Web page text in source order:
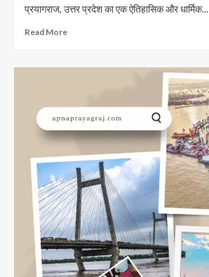
प्रयागराज, उत्तर प्रदेश का एक ऐतिहासिक और धार्मिक...
Read MoreRead
प्रयागराज
5
पर्यटन
स्थल
5
Tourist
Places
In
Prayagraj